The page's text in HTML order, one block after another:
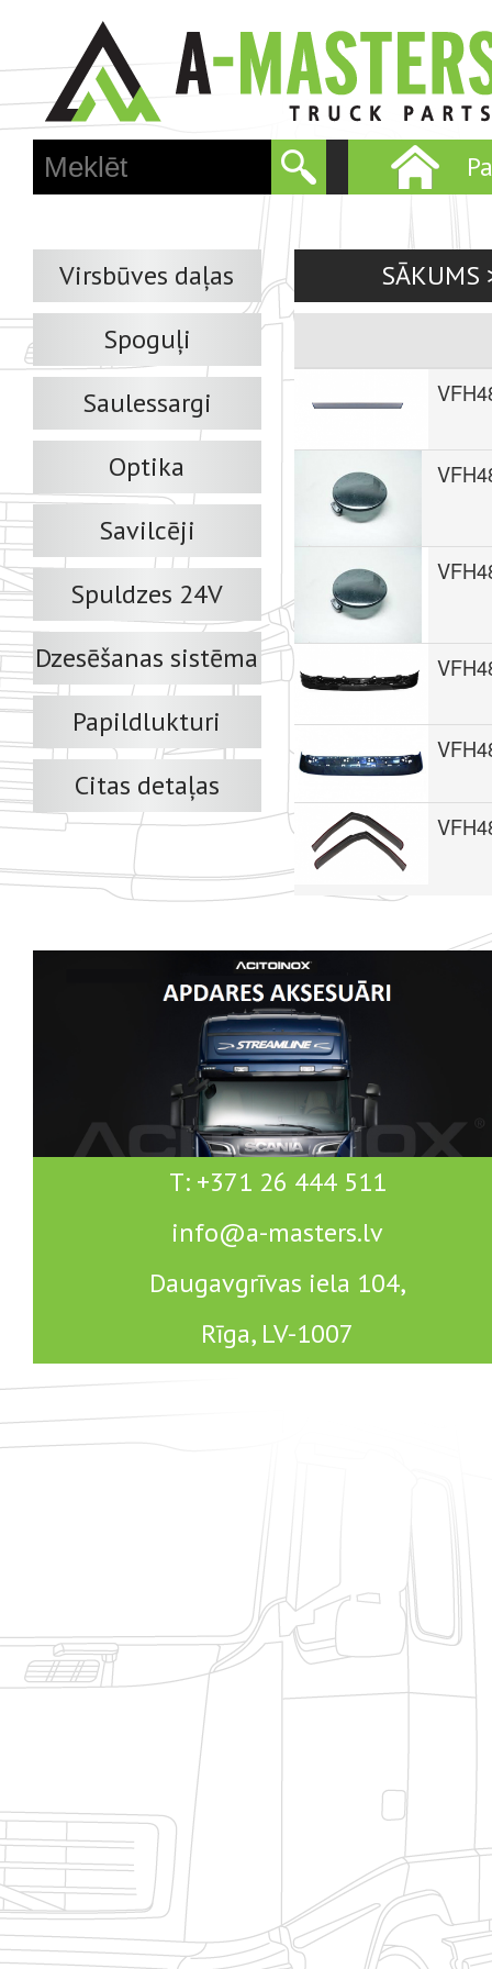
to
main
M
a
n
m
e
n
Virsbūves daļas
Spoguļi
Saulessargi
Optika
Savilcēji
Spuldzes 24V
Dzesēšanas sistēma
Papildlukturi
Citas detaļas
SĀKUMS
T: +371 26 444 511
info@a-masters.lv
Daugavgrīvas iela 104,
Rīga, LV-1007